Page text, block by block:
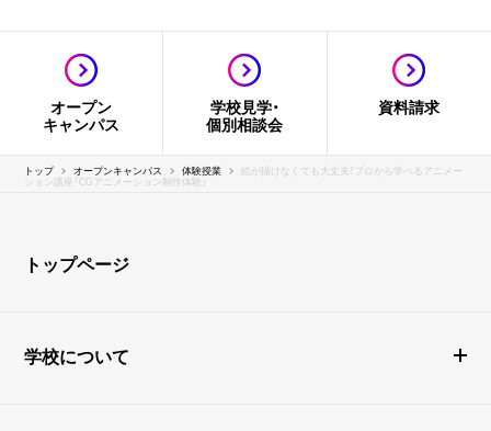
オープン
キャンパス
学校見学・
個別相談会
資料請求
トップ オープンキャンパス 体験授業 絵が描けなくても大丈夫！プロから学べるアニメー
ション講座「CGアニメーション制作体験」
トップページ
学校について